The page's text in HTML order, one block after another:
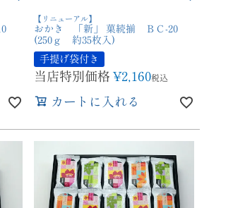
【リニューアル】
おかき 「新」 菓続揃 ＢＣ-20
(250ｇ 約35枚入)
手提げ袋付き
当店特別価格 ¥2,160税込
カートに入れる